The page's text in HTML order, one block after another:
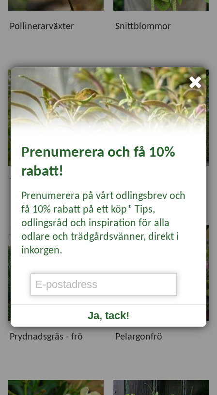
Pollinerarväxter Snittblommor
Tvååriga blommor
Prydnadsgräs - frö Pelargonfrö
Prenumerera och få 10%
rabatt!
Prenumerera på vårt odlingsbrev och
få 10% rabatt på ett köp* Tips,
odlingsråd och inspiration för alla
odlare och trädgårdsvänner, direkt i
inkorgen.
Ja, tack!